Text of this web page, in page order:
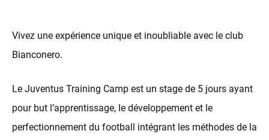
Vivez une expérience unique et inoubliable avec le club
Bianconero.
Le Juventus Training Camp est un stage de 5 jours ayant
pour but l’apprentissage, le développement et le
perfectionnement du football intégrant les méthodes de la